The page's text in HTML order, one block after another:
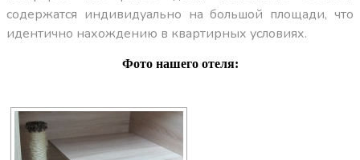
содержатся индивидуально на большой площади, что
идентично нахождению в квартирных условиях.
Фото нашего отеля: